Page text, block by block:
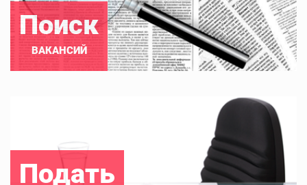
Поиск
ВАКАНСИЙ
Подать